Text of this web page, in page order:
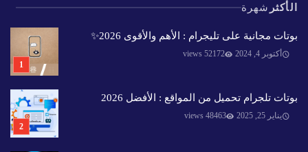
الأكثر شهرة
بوتات مجانية على تليجرام : الأهم والأقوى 2026✨️
أكتوبر 4, 2024 52172 views
بوتات تلجرام تحميل من المواقع : الأفضل 2026
يناير 25, 2025 48463 views